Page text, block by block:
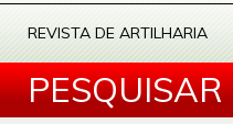
REVISTA DE ARTILHARIA
PESQUISAR